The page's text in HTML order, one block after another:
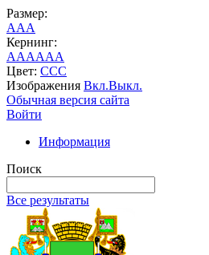
Размер:
AAA
Кернинг:
AAAAAA
Цвет: CCC
Изображения Вкл.Выкл.
Обычная версия сайта
Войти
Информация
Поиск
Все результаты